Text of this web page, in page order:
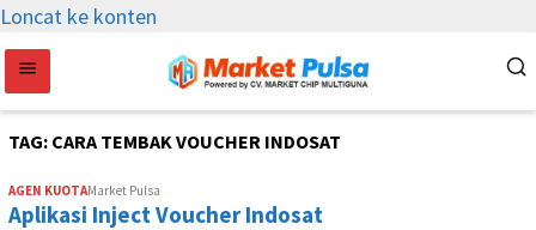
Loncat ke konten
TAG: CARA TEMBAK VOUCHER INDOSAT
AGEN KUOTAMarket Pulsa
Aplikasi Inject Voucher Indosat